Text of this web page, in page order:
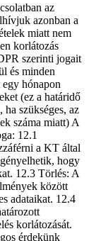
az
azonban a
miatt nem
korlátozás
szerinti jogait
és minden
egy hónapon
(ez a határidő
szükséges, az
száma miatt) A
12.1
a KT által
hogy
12.3 Törlés: A
között
adataikat. 12.4
korlátozását.
érdekünk